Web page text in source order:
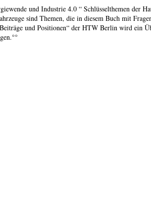
und Industrie 4.0 “ Schlüsselthemen der
sind Themen, die in diesem Buch mit
und Positionen“ der HTW Berlin wird ein